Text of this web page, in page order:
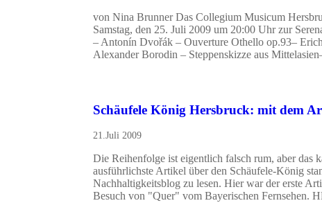
von Nina Brunner Das Collegium Musicum
Samstag, den 25. Juli 2009 um 20:00 Uhr zur
– Antonín Dvořák – Ouverture Othello op.93–
Alexander Borodin – Steppenskizze aus
Schäufele König Hersbruck: mit dem
21.Juli 2009
Die Reihenfolge ist eigentlich falsch rum, aber das
ausführlichste Artikel über den Schäufele-König
Nachhaltigkeitsblog zu lesen. Hier war der erste
Besuch von "Quer" vom Bayerischen